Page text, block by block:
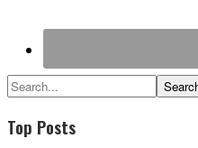
Search...
Top Posts